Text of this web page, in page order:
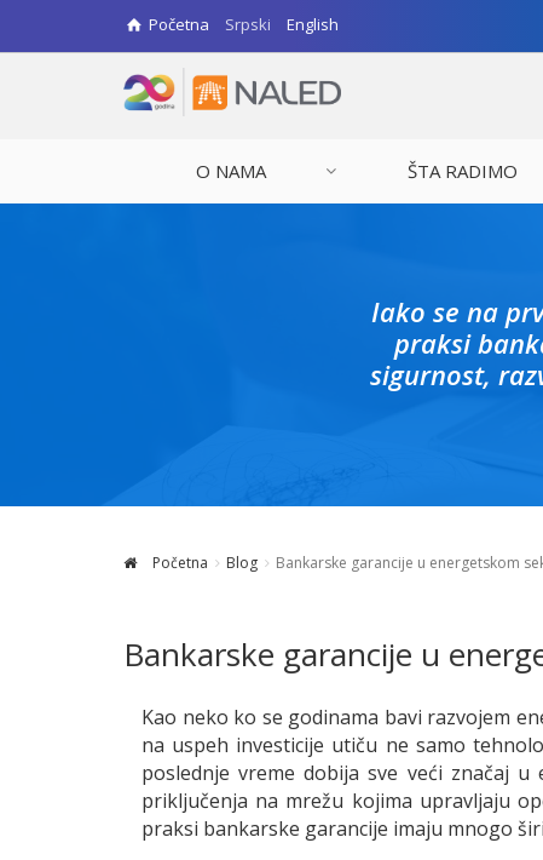
Početna Srpski English
O NAMA ŠTA RADIMO
Iako se na
praksi
sigurnost,
Početna Blog
Bankarske garancije u energetskom
Bankarske garancije u
Kao neko ko se godinama bavi razvojem
na uspeh investicije utiču ne samo
poslednje vreme dobija sve veći značaj
priključenja na mrežu kojima upravljaju
praksi bankarske garancije imaju mnogo